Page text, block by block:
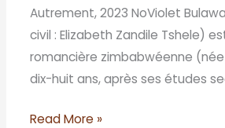
Autrement, 2023 NoViolet
civil : Elizabeth Zandile Tshele)
romancière zimbabwéenne (née
dix-huit ans, après ses études
Read More »